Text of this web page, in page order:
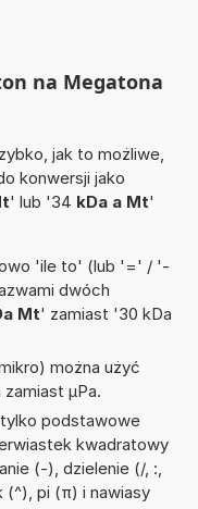
na Megatona
jak to możliwe,
konwersji jako
' lub '34 kDa a Mt'
'ile to' (lub '=' / '-
dwóch
Mt' zamiast '30 kDa
można użyć
zamiast µPa.
podstawowe
kwadratowy
(-), dzielenie (/, :,
(^), pi (π) i nawiasy